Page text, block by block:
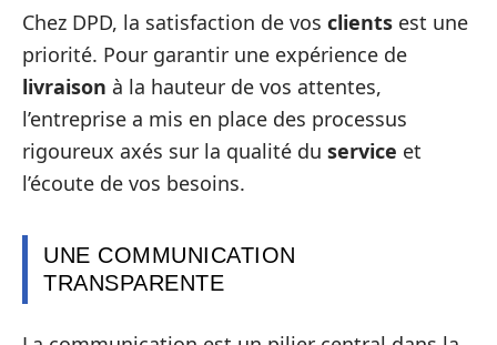
Chez DPD, la satisfaction de vos clients est une
priorité. Pour garantir une expérience de
livraison à la hauteur de vos attentes,
l’entreprise a mis en place des processus
rigoureux axés sur la qualité du service et
l’écoute de vos besoins.
UNE COMMUNICATION
TRANSPARENTE